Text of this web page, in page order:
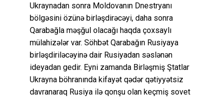
Ukraynadan sonra Moldovanın Dnestryanı
bölgəsini özünə birləşdirəcəyi, daha sonra
Qarabağla məşğul olacağı haqda çoxsaylı
mülahizələr var. Söhbət Qarabağın Rusiyaya
birləşdiriləcəyinə dair Rusiyadan səslənən
ideyadan gedir. Eyni zamanda Birləşmiş Ştatlar
Ukrayna böhranında kifayət qədər qətiyyətsiz
davranaraq Rusiya ilə qonşu olan keçmiş sovet